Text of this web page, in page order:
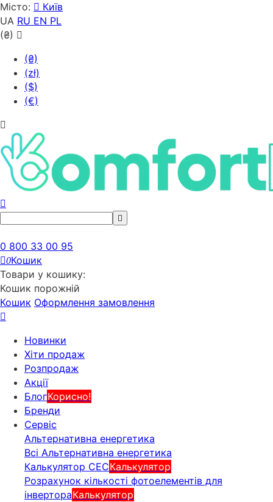
Місто:
Київ
UA RU EN PL
(₴)
(₴)
(zł)
($)
(€)
0 800 33 00 95
0Кошик
Товари у кошику:
Кошик порожній
Кошик Оформлення замовлення
Новинки
Хіти продаж
Розпродаж
Акції
БлогКорисно!
Бренди
Сервіс
Альтернативна енергетика
Всі Альтернативна енергетика
Калькулятор СЕСКалькулятор
Розрахунок кількості фотоелементів для
інвертораКалькулятор